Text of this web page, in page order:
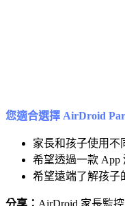
您適合選擇 AirDroid
家長和孩子使用不
希望透過一款 App
希望遠端了解孩子